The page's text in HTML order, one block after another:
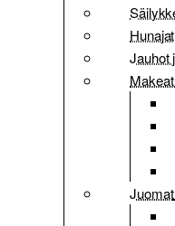
Jauhot
Juomat